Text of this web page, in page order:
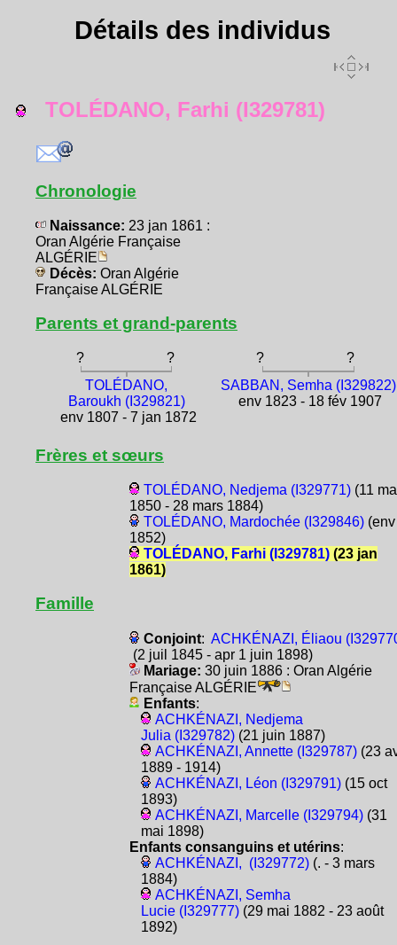
Détails des individus
TOLÉDANO, Farhi (I329781)
Chronologie
Naissance: 23 jan 1861 :
Oran Algérie Française
ALGÉRIE
Décès: Oran Algérie
Française ALGÉRIE
Parents et grand-parents
? ? ?
?
TOLÉDANO,
Baroukh (I329821)
env 1807 - 7 jan 1872
SABBAN, Semha (I329822)
env 1823 - 18 fév 1907
Frères et sœurs
TOLÉDANO, Nedjema (I329771)(11
1850 - 28 mars 1884)
TOLÉDANO, Mardochée (I329846)(env
1852)
TOLÉDANO, Farhi (I329781)(23 jan
1861)
Famille
Conjoint: ACHKÉNAZI, Éliaou
(2 juil 1845 - apr 1 juin 1898)
Mariage: 30 juin 1886 : Oran Algérie
Française ALGÉRIE
Enfants:
ACHKÉNAZI, Nedjema
Julia (I329782)(21 juin 1887)
ACHKÉNAZI, Annette (I329787)(23
1889 - 1914)
ACHKÉNAZI, Léon (I329791)(15 oct
1893)
ACHKÉNAZI, Marcelle (I329794)(31
mai 1898)
Enfants consanguins et utérins:
ACHKÉNAZI, (I329772)(. - 3 mars
1884)
ACHKÉNAZI, Semha
Lucie (I329777)(29 mai 1882 - 23 août
1892)